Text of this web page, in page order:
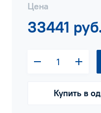
Цена
33441
Купить в